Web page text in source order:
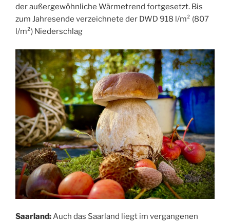
der außergewöhnliche Wärmetrend fortgesetzt. Bis
zum Jahresende verzeichnete der DWD 918 l/m² (807
l/m²) Niederschlag
Saarland:Auch das Saarland liegt im vergangenen